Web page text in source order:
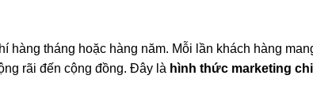
hàng tháng hoặc hàng năm. Mỗi lần khách hàng
rãi đến cộng đồng. Đây là hình thức marketing